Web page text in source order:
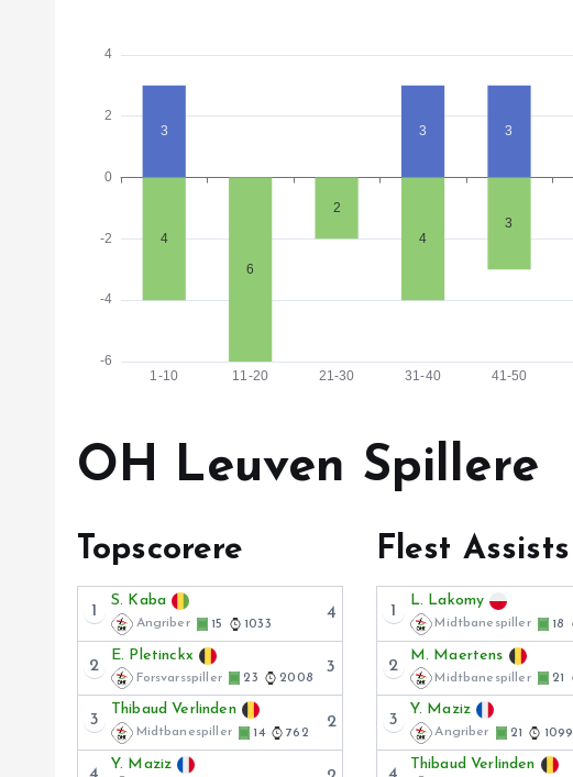
OH Leuven Spillere
Topscorere
1
S. Kaba
Angriber 15 1033
4
2
E. Pletinckx
Forsvarsspiller 23 2008
3
3
Thibaud Verlinden
Midtbanespiller 14 762
2
Y. Maziz
Flest Assists
1
L. Lakomy
Midtbanespiller 18
2
M. Maertens
Midtbanespiller 21
3
Y. Maziz
Angriber 21 1099
Thibaud Verlinden